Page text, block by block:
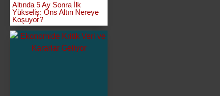
Altında 5 Ay Sonra İlk
Yükseliş: Ons Altın Nereye
Koşuyor?